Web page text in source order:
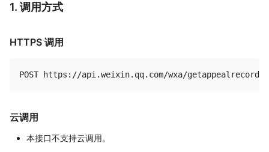
1. 调用方式
HTTPS 调用
云调用
本接口不支持云调用。